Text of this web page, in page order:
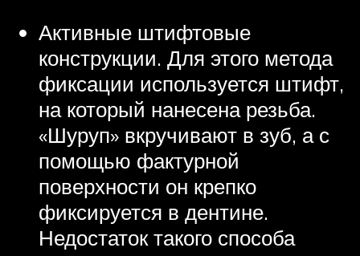
Активные штифтовые
конструкции. Для этого метода
фиксации используется штифт,
на который нанесена резьба.
«Шуруп» вкручивают в зуб, а с
помощью фактурной
поверхности он крепко
фиксируется в дентине.
Недостаток такого способа